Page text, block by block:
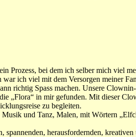
Prozess, bei dem ich selber mich viel
war ich viel mit dem Versorgen meiner
richtig Spass machen. Unsere
„Flora“ in mir gefunden. Mit dieser
zu begleiten.
und Tanz, Malen, mit Wörtern
spannenden, herausfordernden,